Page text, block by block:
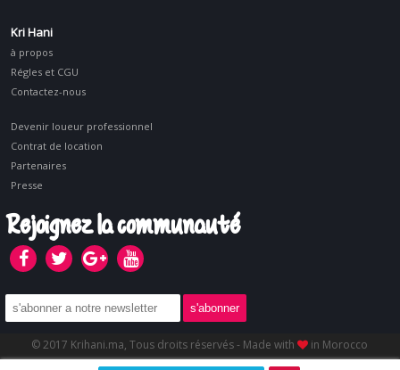
Kri Hani
à propos
Régles et CGU
Contactez-nous
Devenir loueur professionnel
Contrat de location
Partenaires
Presse
Rejoignez la communauté
© 2017 Krihani.ma, Tous droits réservés - Made with in Morocco